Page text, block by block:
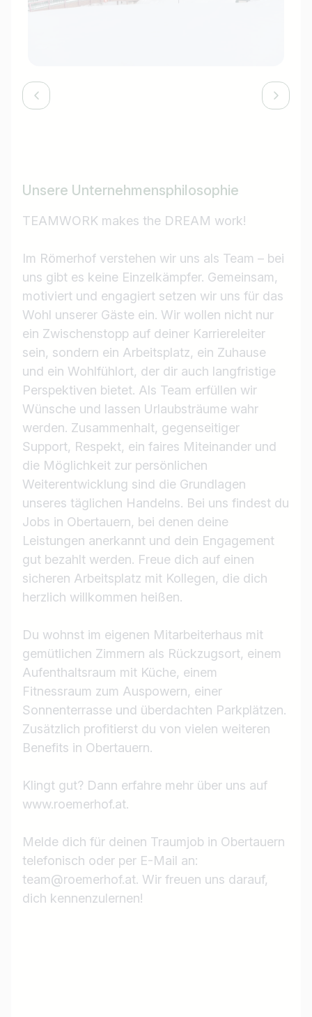
Unsere Unternehmensphilosophie
TEAMWORK makes the DREAM work!
Im Römerhof verstehen wir uns als Team – bei
uns gibt es keine Einzelkämpfer. Gemeinsam,
motiviert und engagiert setzen wir uns für das
Wohl unserer Gäste ein. Wir wollen nicht nur
ein Zwischenstopp auf deiner Karriereleiter
sein, sondern ein Arbeitsplatz, ein Zuhause
und ein Wohlfühlort, der dir auch langfristige
Perspektiven bietet. Als Team erfüllen wir
Wünsche und lassen Urlaubsträume wahr
werden. Zusammenhalt, gegenseitiger
Support, Respekt, ein faires Miteinander und
die Möglichkeit zur persönlichen
Weiterentwicklung sind die Grundlagen
unseres täglichen Handelns. Bei uns findest du
Jobs in Obertauern, bei denen deine
Leistungen anerkannt und dein Engagement
gut bezahlt werden. Freue dich auf einen
sicheren Arbeitsplatz mit Kollegen, die dich
herzlich willkommen heißen.
Du wohnst im eigenen Mitarbeiterhaus mit
gemütlichen Zimmern als Rückzugsort, einem
Aufenthaltsraum mit Küche, einem
Fitnessraum zum Auspowern, einer
Sonnenterrasse und überdachten Parkplätzen.
Zusätzlich profitierst du von vielen weiteren
Benefits in Obertauern.
Klingt gut? Dann erfahre mehr über uns auf
www.roemerhof.at.
Melde dich für deinen Traumjob in Obertauern
telefonisch oder per E-Mail an:
team@roemerhof.at. Wir freuen uns darauf,
dich kennenzulernen!